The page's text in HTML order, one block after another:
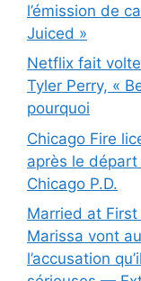
l’émission de
Juiced »
Netflix fait
Tyler Perry, «
pourquoi
Chicago Fire
après le
Chicago P.D.
Married at
Marissa vont
l’accusation